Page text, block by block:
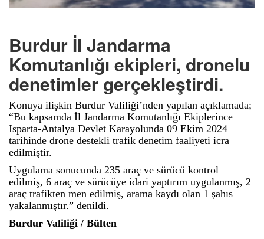
Burdur İl Jandarma
Komutanlığı ekipleri, dronelu
denetimler gerçekleştirdi.
Konuya ilişkin Burdur Valiliği’nden yapılan açıklamada;
“Bu kapsamda İl Jandarma Komutanlığı Ekiplerince
Isparta-Antalya Devlet Karayolunda 09 Ekim 2024
tarihinde drone destekli trafik denetim faaliyeti icra
edilmiştir.
Uygulama sonucunda 235 araç ve sürücü kontrol
edilmiş, 6 araç ve sürücüye idari yaptırım uygulanmış, 2
araç trafikten men edilmiş, arama kaydı olan 1 şahıs
yakalanmıştır.” denildi.
Burdur Valiliği / Bülten